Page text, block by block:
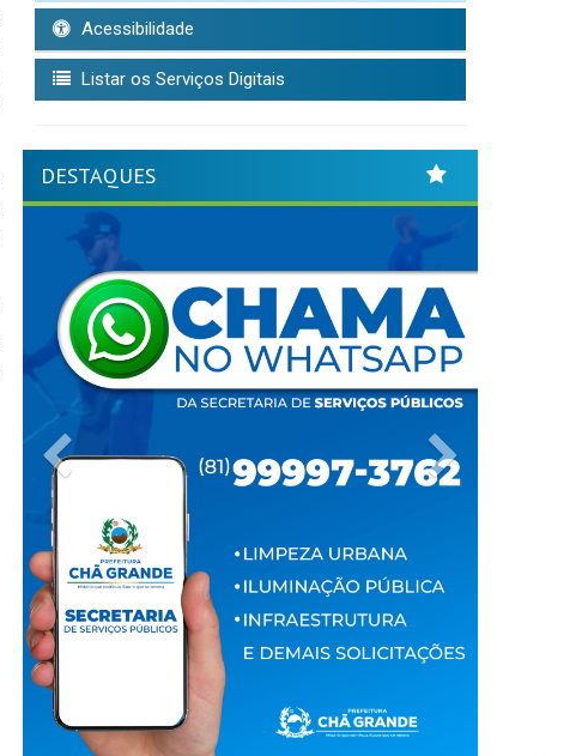
Acessibilidade
Listar os Serviços Digitais
DESTAQUES
Previous